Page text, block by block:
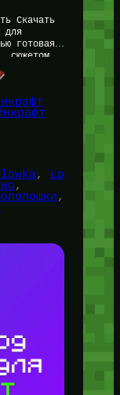
Скачать
для
готовая
сюжетом,
, Lp